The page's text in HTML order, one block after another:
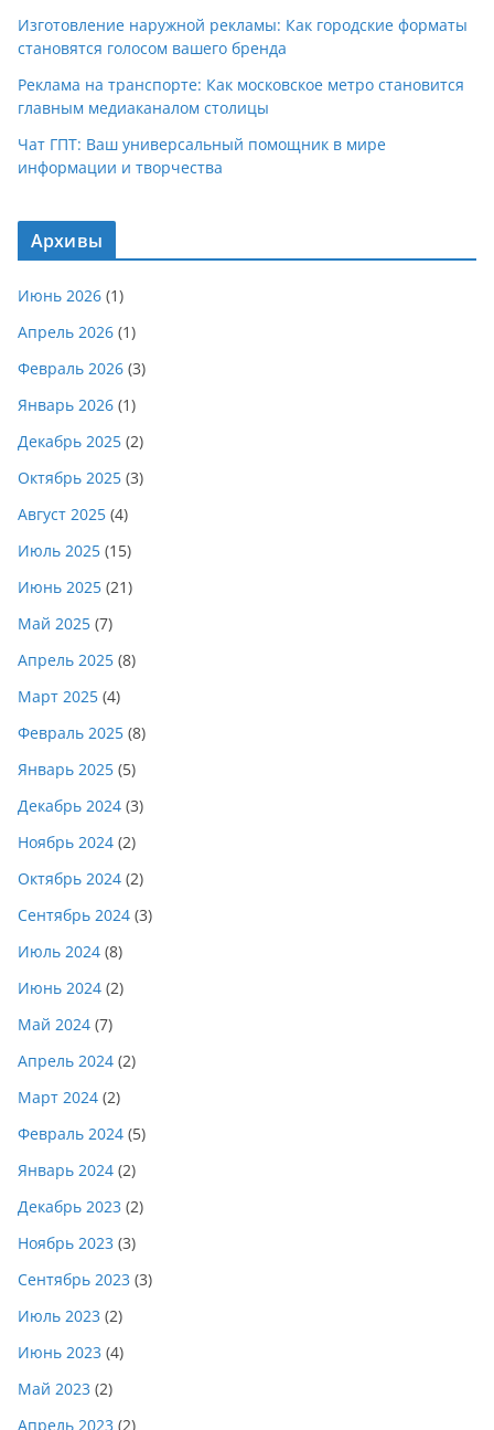
Изготовление наружной рекламы: Как городские форматы
становятся голосом вашего бренда
Реклама на транспорте: Как московское метро становится
главным медиаканалом столицы
Чат ГПТ: Ваш универсальный помощник в мире
информации и творчества
Архивы
Июнь 2026 (1)
Апрель 2026 (1)
Февраль 2026 (3)
Январь 2026 (1)
Декабрь 2025 (2)
Октябрь 2025 (3)
Август 2025 (4)
Июль 2025 (15)
Июнь 2025 (21)
Май 2025 (7)
Апрель 2025 (8)
Март 2025 (4)
Февраль 2025 (8)
Январь 2025 (5)
Декабрь 2024 (3)
Ноябрь 2024 (2)
Октябрь 2024 (2)
Сентябрь 2024 (3)
Июль 2024 (8)
Июнь 2024 (2)
Май 2024 (7)
Апрель 2024 (2)
Март 2024 (2)
Февраль 2024 (5)
Январь 2024 (2)
Декабрь 2023 (2)
Ноябрь 2023 (3)
Сентябрь 2023 (3)
Июль 2023 (2)
Июнь 2023 (4)
Май 2023 (2)
Апрель 2023 (2)